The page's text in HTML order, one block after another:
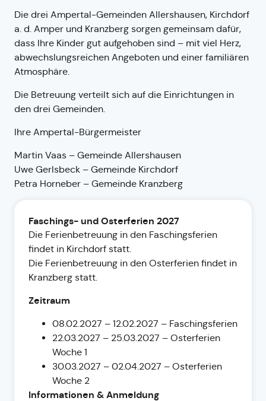
Die drei Ampertal-Gemeinden Allershausen, Kirchdorf
a. d. Amper und Kranzberg sorgen gemeinsam dafür,
dass Ihre Kinder gut aufgehoben sind – mit viel Herz,
abwechslungsreichen Angeboten und einer familiären
Atmosphäre.
Die Betreuung verteilt sich auf die Einrichtungen in
den drei Gemeinden.
Ihre Ampertal-Bürgermeister
Martin Vaas – Gemeinde Allershausen
Uwe Gerlsbeck – Gemeinde Kirchdorf
Petra Horneber – Gemeinde Kranzberg
Faschings- und Osterferien 2027
Die Ferienbetreuung in den Faschingsferien
findet in Kirchdorf statt.
Die Ferienbetreuung in den Osterferien findet in
Kranzberg statt.
Zeitraum
08.02.2027 – 12.02.2027 – Faschingsferien
22.03.2027 – 25.03.2027 – Osterferien
Woche 1
30.03.2027 – 02.04.2027 – Osterferien
Woche 2
Informationen & Anmeldung